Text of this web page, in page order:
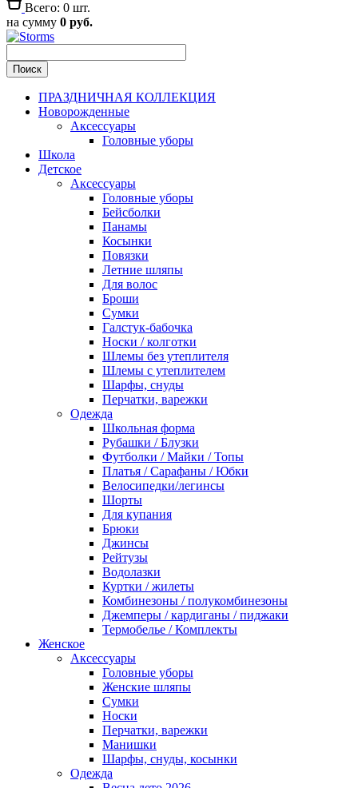
Всего: 0 шт.
на сумму 0 руб.
ПРАЗДНИЧНАЯ КОЛЛЕКЦИЯ
Новорожденные
Аксессуары
Головные уборы
Школа
Детское
Аксессуары
Головные уборы
Бейсболки
Панамы
Косынки
Повязки
Летние шляпы
Для волос
Броши
Сумки
Галстук-бабочка
Носки / колготки
Шлемы без утеплителя
Шлемы с утеплителем
Шарфы, снуды
Перчатки, варежки
Одежда
Школьная форма
Рубашки / Блузки
Футболки / Майки / Топы
Платья / Сарафаны / Юбки
Велосипедки/легинсы
Шорты
Для купания
Брюки
Джинсы
Рейтузы
Водолазки
Куртки / жилеты
Комбинезоны / полукомбинезоны
Джемперы / кардиганы / пиджаки
Термобелье / Комплекты
Женское
Аксессуары
Головные уборы
Женские шляпы
Сумки
Носки
Перчатки, варежки
Манишки
Шарфы, снуды, косынки
Одежда